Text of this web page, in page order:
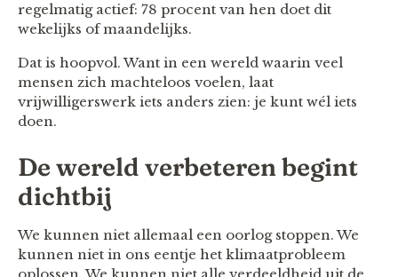
regelmatig actief: 78 procent van hen doet dit
wekelijks of maandelijks.
Dat is hoopvol. Want in een wereld waarin veel
mensen zich machteloos voelen, laat
vrijwilligerswerk iets anders zien: je kunt wél iets
doen.
De wereld verbeteren begint
dichtbij
We kunnen niet allemaal een oorlog stoppen. We
kunnen niet in ons eentje het klimaatprobleem